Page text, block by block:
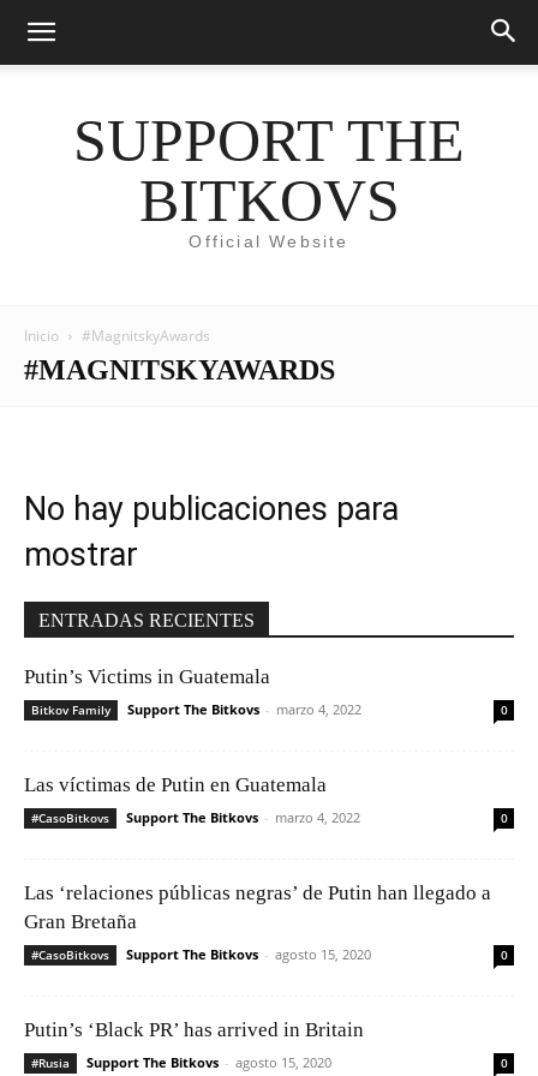
SUPPORT THE
BITKOVS
Official Website
Inicio #MagnitskyAwards
#MAGNITSKYAWARDS
No hay publicaciones para
mostrar
ENTRADAS RECIENTES
Putin’s Victims in Guatemala
Bitkov Family Support The Bitkovs - marzo 4, 2022 0
Las víctimas de Putin en Guatemala
#CasoBitkovs Support The Bitkovs - marzo 4, 2022 0
Las ‘relaciones públicas negras’ de Putin han llegado a
Gran Bretaña
#CasoBitkovs Support The Bitkovs - agosto 15, 2020 0
Putin’s ‘Black PR’ has arrived in Britain
#Rusia Support The Bitkovs - agosto 15, 2020 0